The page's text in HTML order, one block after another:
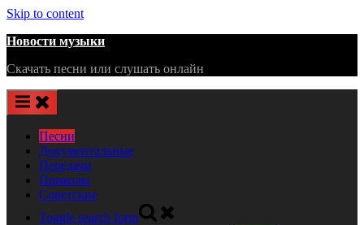
Skip to content
Новости музыки
Скачать песни или слушать онлайн
Песни
Документальные
Передачи
Приколы
Советские
Toggle search form